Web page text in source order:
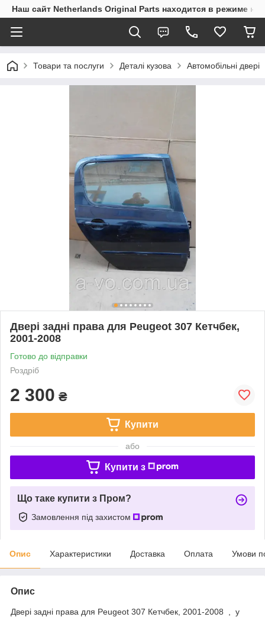
Наш сайт Netherlands Original Parts находится в режиме
Товари та послуги Деталі кузова Автомобільні двері
Двері задні права для Peugeot 307 Кетчбек,
2001-2008
Готово до відправки
Роздріб
2 300 ₴
Купити
або
Купити з
Що таке купити з Пром?
Замовлення під захистом
Опис Характеристики Доставка Оплата Умови
Опис
Двері задні права для Peugeot 307 Кетчбек, 2001-2008 , у